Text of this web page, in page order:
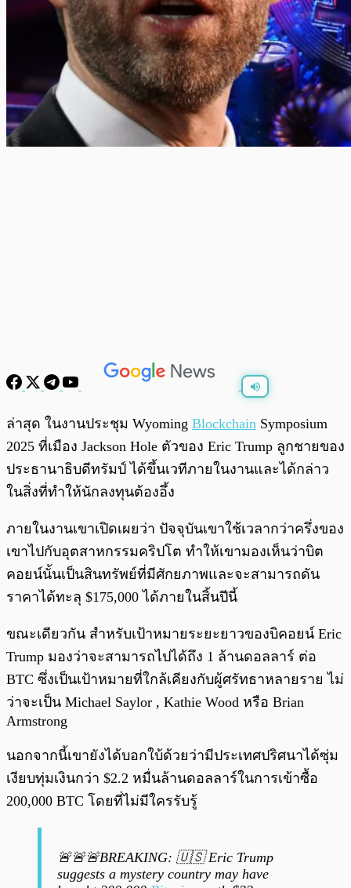
พร้อมเล่น
ล่าสุด ในงานประชุม Wyoming Blockchain Symposium
2025 ที่เมือง Jackson Hole ตัวของ Eric Trump ลูกชายของ
ประธานาธิบดีทรัมป์ ได้ขึ้นเวทีภายในงานและได้กล่าว
ในสิ่งที่ทำให้นักลงทุนต้องอึ้ง
ภายในงานเขาเปิดเผยว่า ปัจจุบันเขาใช้เวลากว่าครึ่งของ
เขาไปกับอุตสาหกรรมคริปโต ทำให้เขามองเห็นว่าบิต
คอยน์นั้นเป็นสินทรัพย์ที่มีศักยภาพและจะสามารถดัน
ราคาได้ทะลุ $175,000 ได้ภายในสิ้นปีนี้
ขณะเดียวกัน สำหรับเป้าหมายระยะยาวของบิคอยน์ Eric
Trump มองว่าจะสามารถไปได้ถึง 1 ล้านดอลลาร์ ต่อ
BTC ซึ่งเป็นเป้าหมายที่ใกล้เคียงกับผู้ศรัทธาหลายราย ไม่
ว่าจะเป็น Michael Saylor , Kathie Wood หรือ Brian
Armstrong
นอกจากนี้เขายังได้บอกใบ้ด้วยว่ามีประเทศปริศนาได้ซุ่ม
เงียบทุ่มเงินกว่า $2.2 หมื่นล้านดอลลาร์ในการเข้าซื้อ
200,000 BTC โดยที่ไม่มีใครรับรู้
🚨🚨🚨BREAKING: 🇺🇸 Eric Trump
suggests a mystery country may have